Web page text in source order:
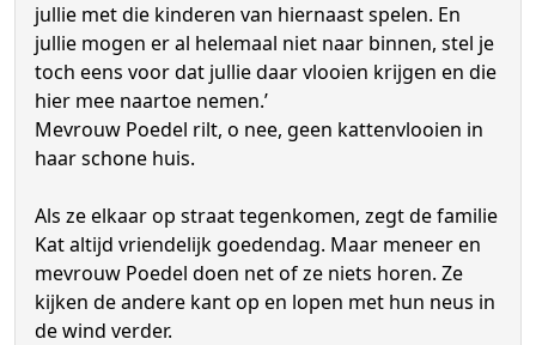
jullie met die kinderen van hiernaast spelen. En
jullie mogen er al helemaal niet naar binnen, stel je
toch eens voor dat jullie daar vlooien krijgen en die
hier mee naartoe nemen.’
Mevrouw Poedel rilt, o nee, geen kattenvlooien in
haar schone huis.
Als ze elkaar op straat tegenkomen, zegt de familie
Kat altijd vriendelijk goedendag. Maar meneer en
mevrouw Poedel doen net of ze niets horen. Ze
kijken de andere kant op en lopen met hun neus in
de wind verder.